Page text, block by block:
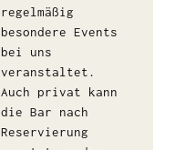
regelmäßig
besondere Events
bei uns
veranstaltet.
Auch privat kann
die Bar nach
Reservierung